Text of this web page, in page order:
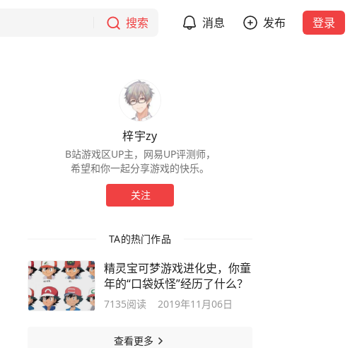
搜索 消息 发布 登录
梓宇zy
B站游戏区UP主，网易UP评测师，
希望和你一起分享游戏的快乐。
关注
TA的热门作品
精灵宝可梦游戏进化史，你童
年的“口袋妖怪”经历了什么？
7135阅读 2019年11月06日
查看更多